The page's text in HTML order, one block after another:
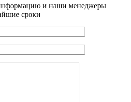
и наши менеджеры
сроки